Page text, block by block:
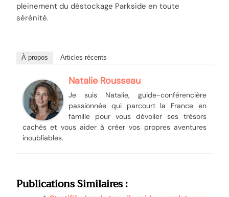
pleinement du déstockage Parkside en toute
sérénité.
À propos Articles récents
Natalie Rousseau
Je suis Natalie, guide-conférencière
passionnée qui parcourt la France en
famille pour vous dévoiler ses trésors
cachés et vous aider à créer vos propres aventures
inoubliables.
Publications Similaires :